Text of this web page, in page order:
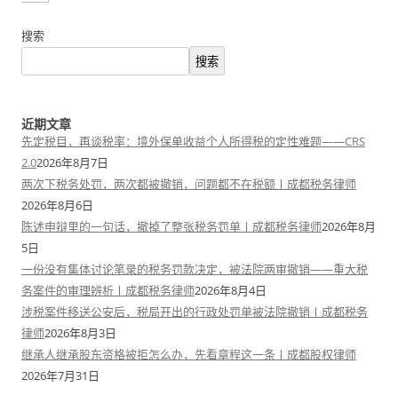
搜索
搜索
近期文章
先定税目，再谈税率：境外保单收益个人所得税的定性难题——CRS
2.02026年8月7日
两次下税务处罚，两次都被撤销，问题都不在税额丨成都税务律师
2026年8月6日
陈述申辩里的一句话，撤掉了整张税务罚单丨成都税务律师2026年8月
5日
一份没有集体讨论笔录的税务罚款决定，被法院两审撤销——重大税
务案件的审理辨析丨成都税务律师2026年8月4日
涉税案件移送公安后，税局开出的行政处罚单被法院撤销丨成都税务
律师2026年8月3日
继承人继承股东资格被拒怎么办，先看章程这一条丨成都股权律师
2026年7月31日